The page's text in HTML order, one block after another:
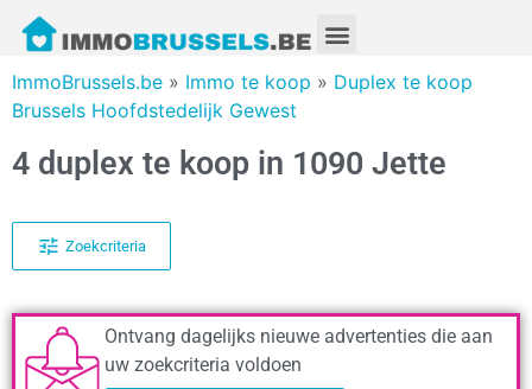
ImmoBrussels.be » Immo te koop » Duplex te koop
Brussels Hoofdstedelijk Gewest
4 duplex te koop in 1090 Jette
Zoekcriteria
Ontvang dagelijks nieuwe advertenties die aan
uw zoekcriteria voldoen